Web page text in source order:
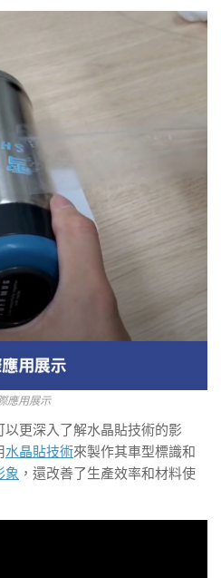
應用展示
更深入了解水晶貼技術的影
水晶貼技術來製作其車型標識和
象 ，還改善了生產效率和材料使